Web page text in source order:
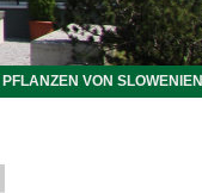
PFLANZEN VON SLOWENIEN